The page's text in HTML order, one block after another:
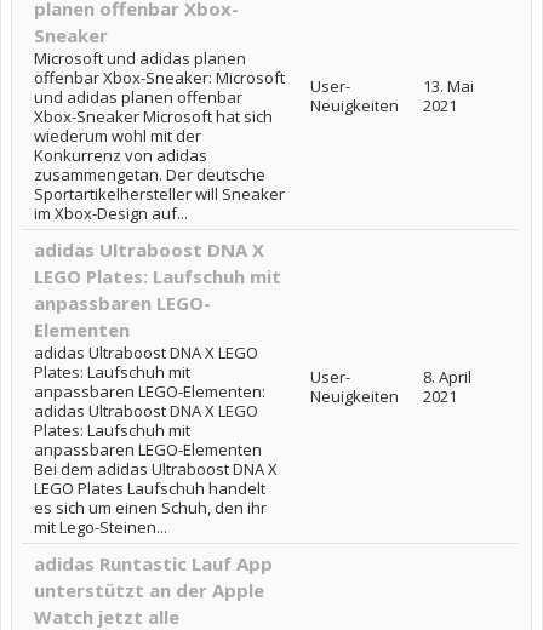
planen offenbar Xbox-
Sneaker
Microsoft und adidas planen
offenbar Xbox-Sneaker: Microsoft
und adidas planen offenbar
Xbox-Sneaker Microsoft hat sich
wiederum wohl mit der
Konkurrenz von adidas
zusammengetan. Der deutsche
Sportartikelhersteller will Sneaker
im Xbox-Design auf...
User-
Neuigkeiten
13. Mai
2021
adidas Ultraboost DNA X
LEGO Plates: Laufschuh mit
anpassbaren LEGO-
Elementen
adidas Ultraboost DNA X LEGO
Plates: Laufschuh mit
anpassbaren LEGO-Elementen:
adidas Ultraboost DNA X LEGO
Plates: Laufschuh mit
anpassbaren LEGO-Elementen
Bei dem adidas Ultraboost DNA X
LEGO Plates Laufschuh handelt
es sich um einen Schuh, den ihr
mit Lego-Steinen...
User-
Neuigkeiten
8. April
2021
adidas Runtastic Lauf App
unterstützt an der Apple
Watch jetzt alle